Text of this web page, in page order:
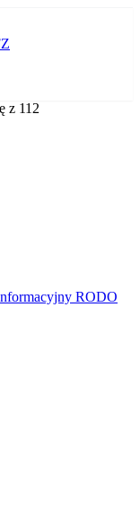
z 112
RODO